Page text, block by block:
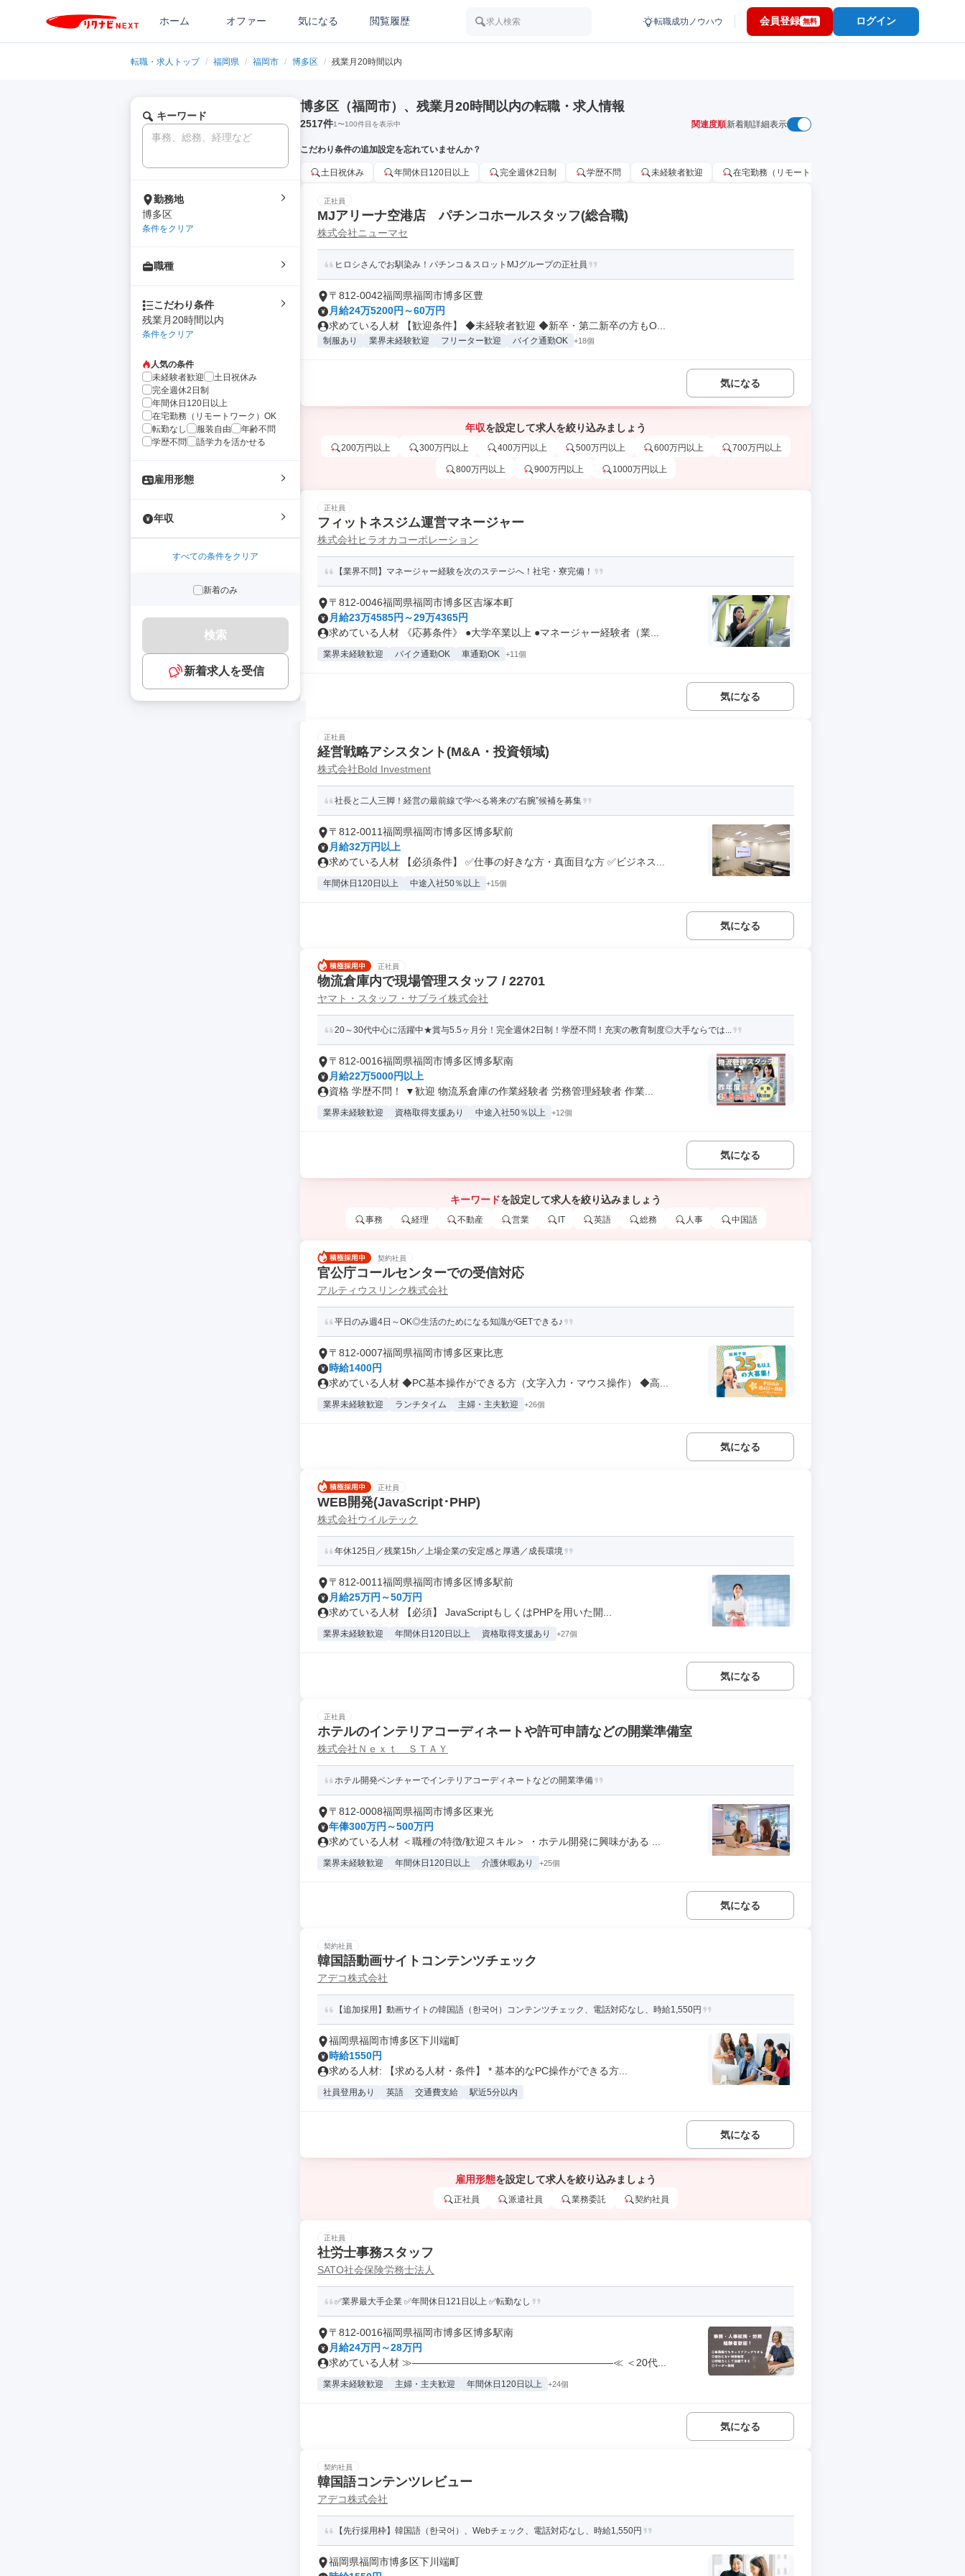
ホーム オファー 気になる 閲覧履歴 求人検索 転職成功ノウハウ 会員登録 無料 ログイン
転職・求人トップ / 福岡県 / 福岡市 / 博多区 / 残業月20時間以内
キーワード
勤務地
博多区
条件をクリア
職種
こだわり条件
残業月20時間以内
条件をクリア
人気の条件
未経験者歓迎
土日祝休み
完全週休2日制
年間休日120日以上
在宅勤務（リモートワーク）OK
転勤なし
服装自由
年齢不問
学歴不問
語学力を活かせる
雇用形態
年収
すべての条件をクリア
新着のみ
検索
新着求人を受信
博多区（福岡市）、残業月20時間以内の転職・求人情報
2517件1〜100件目を表示中 関連度順新着順詳細表示
こだわり条件の追加設定を忘れていませんか？
土日祝休み 年間休日120日以上 完全週休2日制 学歴不問 未経験者歓迎 在宅勤務（リモートワーク）OK
正社員
MJアリーナ空港店 パチンコホールスタッフ(総合職)
株式会社ニューマセ
ヒロシさんでお馴染み！パチンコ＆スロットMJグループの正社員
〒812-0042福岡県福岡市博多区豊
月給24万5200円～60万円
求めている人材 【歓迎条件】 ◆未経験者歓迎 ◆新卒・第二新卒の方もO...
制服あり 業界未経験歓迎 フリーター歓迎 バイク通勤OK +18個
気になる
年収を設定して求人を絞り込みましょう
200万円以上 300万円以上 400万円以上 500万円以上 600万円以上 700万円以上
800万円以上 900万円以上 1000万円以上
正社員
フィットネスジム運営マネージャー
株式会社ヒラオカコーポレーション
【業界不問】マネージャー経験を次のステージへ！社宅・寮完備！
〒812-0046福岡県福岡市博多区吉塚本町
月給23万4585円～29万4365円
求めている人材 《応募条件》 ●大学卒業以上 ●マネージャー経験者（業...
業界未経験歓迎 バイク通勤OK 車通勤OK +11個
気になる
正社員
経営戦略アシスタント(M&A・投資領域)
株式会社Bold Investment
社長と二人三脚！経営の最前線で学べる将来の“右腕”候補を募集
〒812-0011福岡県福岡市博多区博多駅前
月給32万円以上
求めている人材 【必須条件】 ✅仕事の好きな方・真面目な方 ✅ビジネス...
年間休日120日以上 中途入社50％以上 +15個
気になる
正社員
物流倉庫内で現場管理スタッフ / 22701
ヤマト・スタッフ・サプライ株式会社
20～30代中心に活躍中★賞与5.5ヶ月分！完全週休2日制！学歴不問！充実の教育制度◎大手ならでは...
〒812-0016福岡県福岡市博多区博多駅南
月給22万5000円以上
資格 学歴不問！ ▼歓迎 物流系倉庫の作業経験者 労務管理経験者 作業...
業界未経験歓迎 資格取得支援あり 中途入社50％以上 +12個
気になる
キーワードを設定して求人を絞り込みましょう
事務 経理 不動産 営業 IT 英語 総務 人事 中国語
契約社員
官公庁コールセンターでの受信対応
アルティウスリンク株式会社
平日のみ週4日～OK◎生活のためになる知識がGETできる♪
〒812-0007福岡県福岡市博多区東比恵
時給1400円
求めている人材 ◆PC基本操作ができる方（文字入力・マウス操作） ◆高...
業界未経験歓迎 ランチタイム 主婦・主夫歓迎 +26個
気になる
正社員
WEB開発(JavaScript･PHP)
株式会社ウイルテック
年休125日／残業15h／上場企業の安定感と厚遇／成長環境
〒812-0011福岡県福岡市博多区博多駅前
月給25万円～50万円
求めている人材 【必須】 JavaScriptもしくはPHPを用いた開...
業界未経験歓迎 年間休日120日以上 資格取得支援あり +27個
気になる
正社員
ホテルのインテリアコーディネートや許可申請などの開業準備室
株式会社Ｎｅｘｔ ＳＴＡＹ
ホテル開発ベンチャーでインテリアコーディネートなどの開業準備
〒812-0008福岡県福岡市博多区東光
年俸300万円～500万円
求めている人材 ＜職種の特徴/歓迎スキル＞ ・ホテル開発に興味がある ...
業界未経験歓迎 年間休日120日以上 介護休暇あり +25個
気になる
契約社員
韓国語動画サイトコンテンツチェック
アデコ株式会社
【追加採用】動画サイトの韓国語（한국어）コンテンツチェック、電話対応なし、時給1,550円
福岡県福岡市博多区下川端町
時給1550円
求める人材: 【求める人材・条件】 * 基本的なPC操作ができる方...
社員登用あり 英語 交通費支給 駅近5分以内
気になる
雇用形態を設定して求人を絞り込みましょう
正社員 派遣社員 業務委託 契約社員
正社員
社労士事務スタッフ
SATO社会保険労務士法人
✅業界最大手企業 ✅年間休日121日以上 ✅転勤なし
〒812-0016福岡県福岡市博多区博多駅南
月給24万円～28万円
求めている人材 ≫————————————————————≪ ＜20代...
業界未経験歓迎 主婦・主夫歓迎 年間休日120日以上 +24個
気になる
契約社員
韓国語コンテンツレビュー
アデコ株式会社
【先行採用枠】韓国語（한국어）、Webチェック、電話対応なし、時給1,550円
福岡県福岡市博多区下川端町